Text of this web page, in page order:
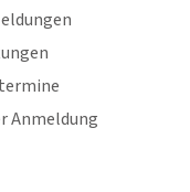
Anmeldung